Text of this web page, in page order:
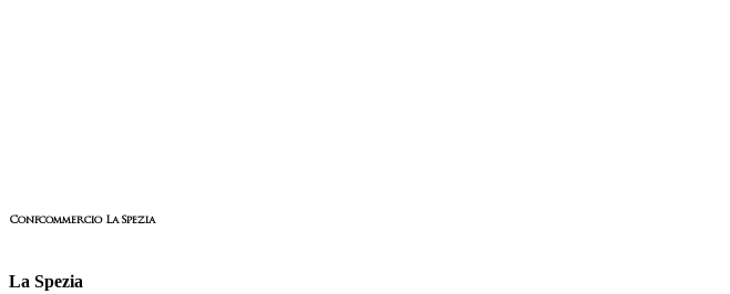
Confcommercio La Spezia
La Spezia